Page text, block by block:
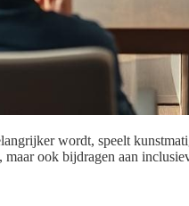
wordt, speelt
ook bijdragen aan